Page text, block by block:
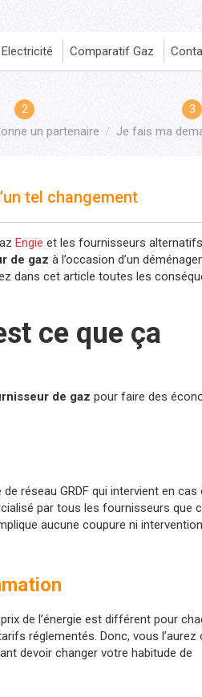
Comparatif Gaz
un partenaire Je fais ma
tel changement
Engie et les fournisseurs
de gaz à l’occasion d’un
dans cet article toutes les
ce que ça
de gaz pour faire des
réseau GRDF qui intervient en cas
par tous les fournisseurs que
aucune coupure ni
de l’énergie est différent pour
réglementés. Donc, vous l’aurez
devoir changer votre habitude de